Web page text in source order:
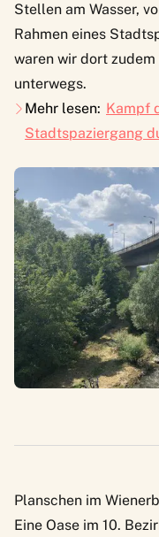
Stellen am Wasser,
Rahmen eines
waren wir dort
unterwegs.
Mehr lesen: Kampf
Stadtspaziergang
Planschen im
Eine Oase im 10.